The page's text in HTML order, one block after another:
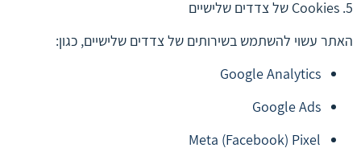
5. Cookies של צדדים שלישיים
האתר עשוי להשתמש בשירותים של צדדים שלישיים, כגון:
Google Analytics
Google Ads
Meta (Facebook) Pixel